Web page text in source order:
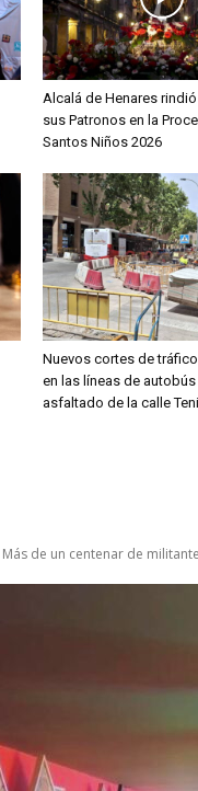
Alcalá de Henares
sus Patronos en la
Santos Niños 2026
Nuevos cortes de
en las líneas de autobús
asfaltado de la calle